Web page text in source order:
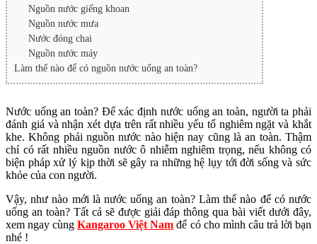
Nguồn nước giếng khoan
Nguồn nước mưa
Nước đóng chai
Nguồn nước máy
Làm thế nào để có nguồn nước uống an toàn?
Nước uống an toàn? Để xác định nước uống an toàn, người ta phải
đánh giá và nhận xét dựa trên rất nhiều yếu tố nghiêm ngặt và khắt
khe. Không phải nguồn nước nào hiện nay cũng là an toàn. Thậm
chí có rất nhiều nguồn nước ô nhiễm nghiêm trọng, nếu không có
biện pháp xử lý kịp thời sẽ gây ra những hệ lụy tới đời sống và sức
khỏe của con người.
Vậy, như nào mới là nước uống an toàn? Làm thế nào để có nước
uống an toàn? Tất cả sẽ được giải đáp thông qua bài viết dưới đây,
xem ngay cùngKangaroo Việt Nam để có cho mình câu trả lời bạn
nhé !